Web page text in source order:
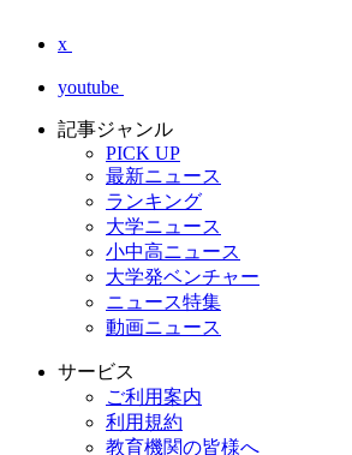
x
youtube
記事ジャンル
PICK UP
最新ニュース
ランキング
大学ニュース
小中高ニュース
大学発ベンチャー
ニュース特集
動画ニュース
サービス
ご利用案内
利用規約
教育機関の皆様へ